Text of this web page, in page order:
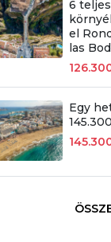
6
el
las
Egy